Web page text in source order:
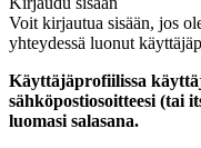
Voit kirjautua sisään, jos
yhteydessä luonut
Käyttäjäprofiilissa
sähköpostiosoitteesi (tai
luomasi salasana.